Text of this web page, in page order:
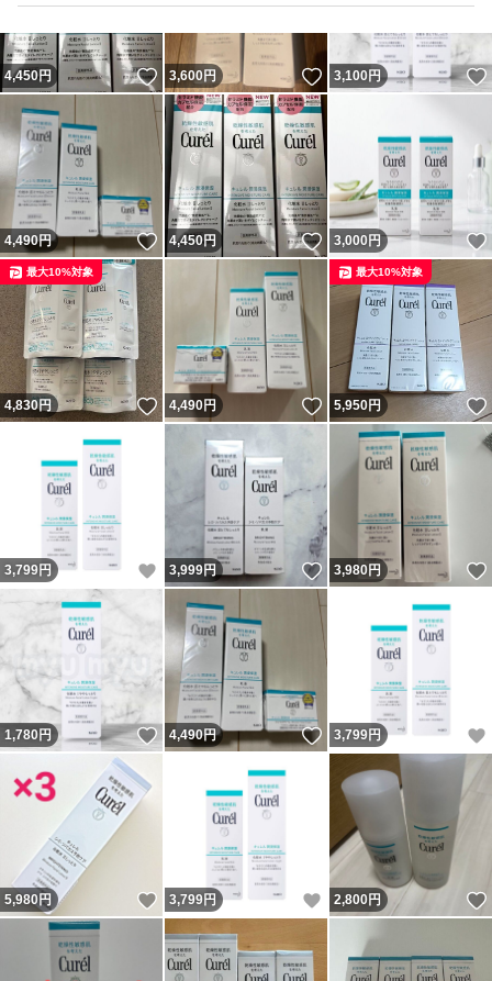
4,450円 いいね！
3,600円 いいね！
3,100円
4,490円 いいね！
4,450円 いいね！
3,000 円
4,830円 いいね！
最大10%対象
4,490円 いいね！
5,950円
最大10%対象
3,799円 いいね！
3,999円 いいね！
3,980円
1,780円 いいね！
4,490円 いいね！
3,799円
5,980円 いいね！
3,799円 いいね！
2,800円